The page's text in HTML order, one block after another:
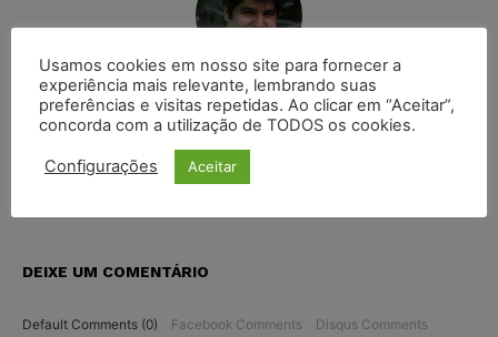
Wilson Furtado Roberto
https://juristas.com.br/
DEIXE UM COMENTÁRIO
Default Comments (0) Facebook Comments Disqus Comments
Usamos cookies em nosso site para fornecer a
experiência mais relevante, lembrando suas
preferências e visitas repetidas. Ao clicar em “Aceitar”,
concorda com a utilização de TODOS os cookies.
Configurações Aceitar